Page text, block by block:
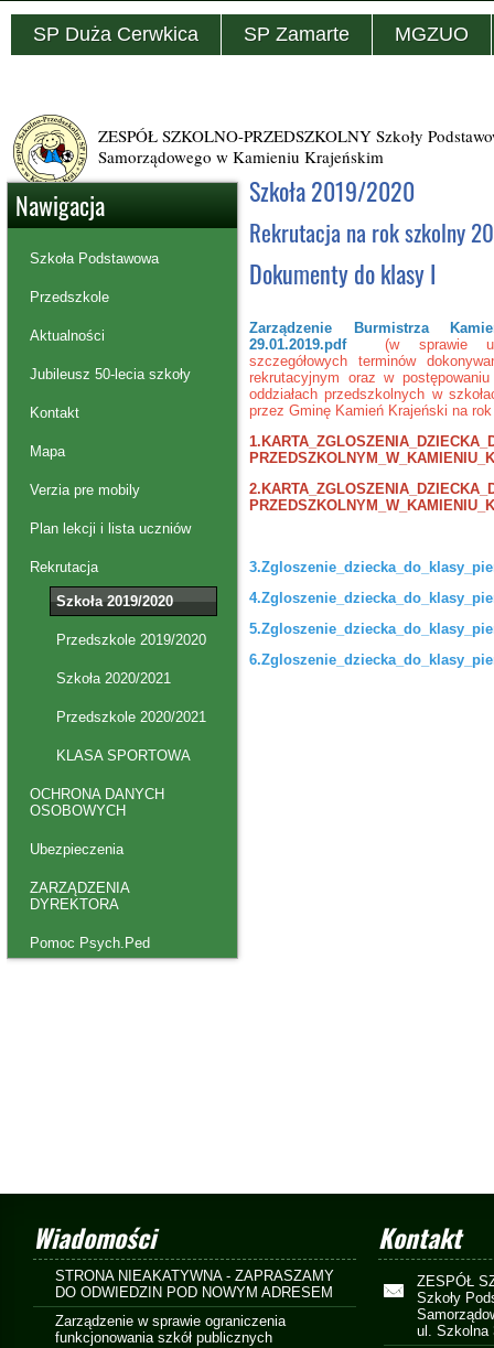
ZESPÓŁ SZKOLNO-PRZEDSZKOLNY Szkoły
Samorządowego w Kamieniu Krajeńskim
SP Duża Cerwkica SP Zamarte MGZUO
Nawigacja
Szkoła Podstawowa
Przedszkole
Aktualności
Jubileusz 50-lecia szkoły
Kontakt
Mapa
Verzia pre mobily
Plan lekcji i lista uczniów
Rekrutacja
Szkoła 2019/2020
Przedszkole 2019/2020
Szkoła 2020/2021
Przedszkole 2020/2021
KLASA SPORTOWA
OCHRONA DANYCH
OSOBOWYCH
Ubezpieczenia
ZARZĄDZENIA
DYREKTORA
Pomoc Psych.Ped
Szkoła 2019/2020
Rekrutacja na rok szkolny
Dokumenty do klasy I
Zarządzenie Burmistrza
29.01.2019.pdf (w sprawie
szczegółowych terminów
rekrutacyjnym oraz w
oddziałach przedszkolnych w
przez Gminę Kamień Krajeński na
1.
2.
3.
4.
5.
6.
Wiadomości
STRONA NIEAKATYWNA - ZAPRASZAMY
DO ODWIEDZIN POD NOWYM ADRESEM
Zarządzenie w sprawie ograniczenia
funkcjonowania szkół publicznych
Kontakt
ZESPÓŁ
Szkoły
ul. Szkolna